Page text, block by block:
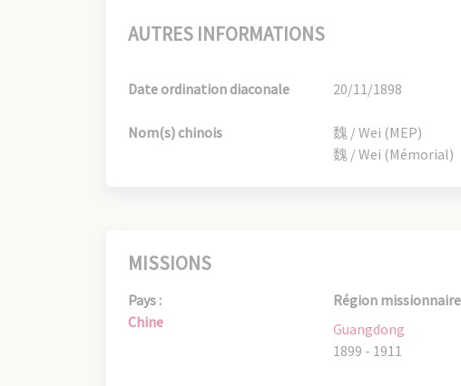
AUTRES INFORMATIONS
Date ordination diaconale 20/11/1898
Nom(s) chinois
魏 / Wei (MEP)
魏 / Wei (Mémorial)
MISSIONS
Pays :
Chine
Région
Guangdong
1899 - 1911